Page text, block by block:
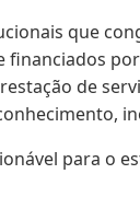
que
de
para o